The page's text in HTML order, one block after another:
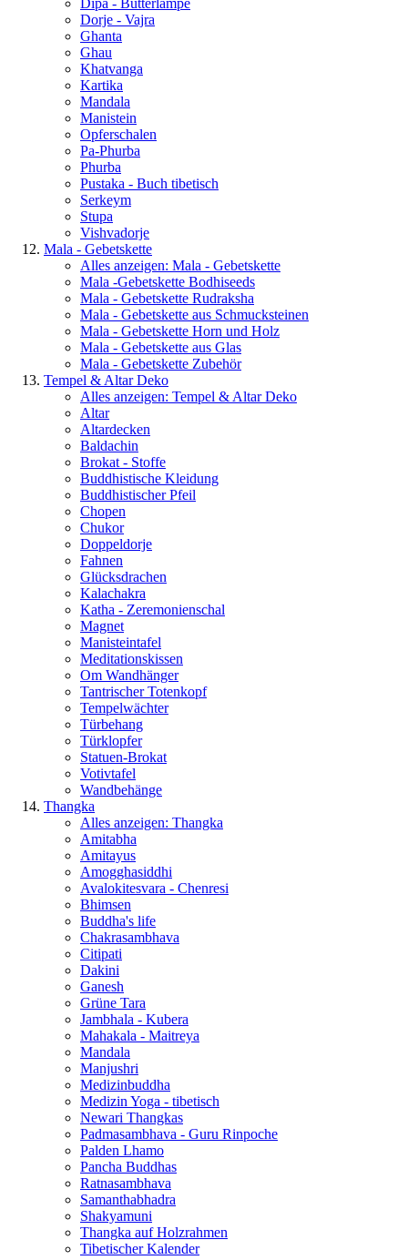
Dipa - Butterlampe
Dorje - Vajra
Ghanta
Ghau
Khatvanga
Kartika
Mandala
Manistein
Opferschalen
Pa-Phurba
Phurba
Pustaka - Buch tibetisch
Serkeym
Stupa
Vishvadorje
Mala - Gebetskette
Alles anzeigen: Mala - Gebetskette
Mala -Gebetskette Bodhiseeds
Mala - Gebetskette Rudraksha
Mala - Gebetskette aus Schmucksteinen
Mala - Gebetskette Horn und Holz
Mala - Gebetskette aus Glas
Mala - Gebetskette Zubehör
Tempel & Altar Deko
Alles anzeigen: Tempel & Altar Deko
Altar
Altardecken
Baldachin
Brokat - Stoffe
Buddhistische Kleidung
Buddhistischer Pfeil
Chopen
Chukor
Doppeldorje
Fahnen
Glücksdrachen
Kalachakra
Katha - Zeremonienschal
Magnet
Manisteintafel
Meditationskissen
Om Wandhänger
Tantrischer Totenkopf
Tempelwächter
Türbehang
Türklopfer
Statuen-Brokat
Votivtafel
Wandbehänge
Thangka
Alles anzeigen: Thangka
Amitabha
Amitayus
Amogghasiddhi
Avalokitesvara - Chenresi
Bhimsen
Buddha's life
Chakrasambhava
Citipati
Dakini
Ganesh
Grüne Tara
Jambhala - Kubera
Mahakala - Maitreya
Mandala
Manjushri
Medizinbuddha
Medizin Yoga - tibetisch
Newari Thangkas
Padmasambhava - Guru Rinpoche
Palden Lhamo
Pancha Buddhas
Ratnasambhava
Samanthabhadra
Shakyamuni
Thangka auf Holzrahmen
Tibetischer Kalender